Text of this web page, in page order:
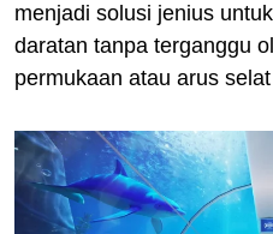
menjadi solusi jenius
daratan tanpa terganggu
permukaan atau arus